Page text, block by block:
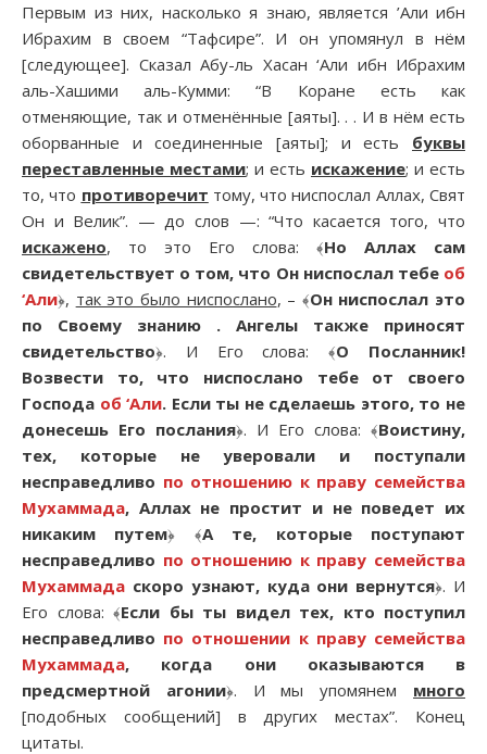
Первым из них, насколько я знаю, является ’Али ибн
Ибрахим в своем “Тафсире”. И он упомянул в нём
[следующее]. Сказал Абу-ль Хасан ‘Али ибн Ибрахим
аль-Хашими аль-Кумми: “В Коране есть как
отменяющие, так и отменённые [аяты]. . . И в нём есть
оборванные и соединенные [аяты]; и есть буквы
переставленные местами; и есть искажение; и есть
то, что противоречит тому, что ниспослал Аллах, Свят
Он и Велик”. — до слов —: “Что касается того, что
искажено, то это Его слова: ﴾Но Аллах сам
свидетельствует о том, что Он ниспослал тебе об
‘Али﴿, так это было ниспослано, – ﴾Он ниспослал это
по Своему знанию . Ангелы также приносят
свидетельство﴿. И Его слова: ﴾О Посланник!
Возвести то, что ниспослано тебе от своего
Господа об ‘Али. Если ты не сделаешь этого, то не
донесешь Его послания﴿. И Его слова: ﴾Воистину,
тех, которые не уверовали и поступали
несправедливо по отношению к праву семейства
Мухаммада, Аллах не простит и не поведет их
никаким путем﴿ ﴾А те, которые поступают
несправедливо по отношению к праву семейства
Мухаммада скоро узнают, куда они вернутся﴿. И
Его слова: ﴾Если бы ты видел тех, кто поступил
несправедливо по отношении к праву семейства
Мухаммада, когда они оказываются в
предсмертной агонии﴿. И мы упомянем много
[подобных сообщений] в других местах”. Конец
цитаты.